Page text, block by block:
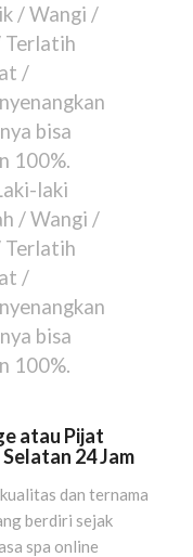
/ Wangi /
Terlatih
/
bisa
100%.
laki
/ Wangi /
Terlatih
/
bisa
100%.
atau Pijat
24 Jam
dan ternama
berdiri sejak
spa online